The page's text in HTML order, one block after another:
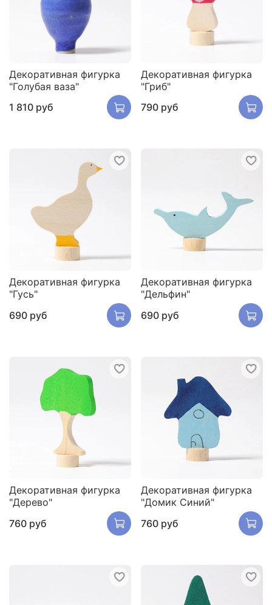
Декоративная фигурка
"Голубая ваза"
1 810 руб
Декоративная фигурка
"Гриб"
790 руб
Декоративная фигурка
"Гусь"
690 руб
Декоративная фигурка
"Дельфин"
690 руб
Декоративная фигурка
"Дерево"
760 руб
Декоративная фигурка
"Домик Синий"
760 руб